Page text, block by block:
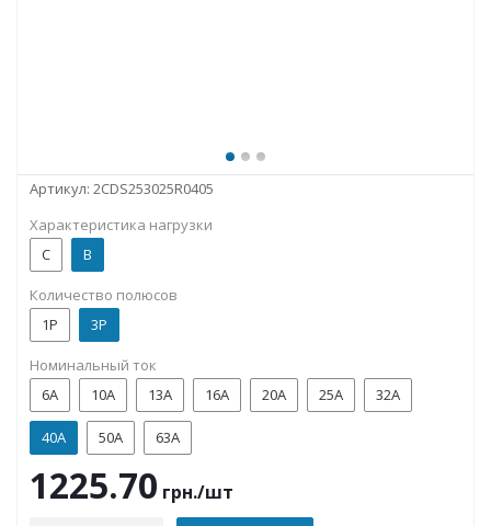
Артикул: 2CDS253025R0405
Характеристика нагрузки
C
B
Количество полюсов
1P
3P
Номинальный ток
6А
10А 13А 16А 20А 25А 32А
40А 50А 63А
1225.70 грн./шт